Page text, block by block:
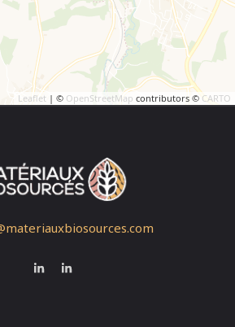
Leaflet | © OpenStreetMap contributors © CARTO